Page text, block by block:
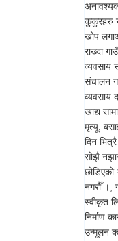
कुकुरहरु
खोप
राख्दा
व्यवसाय
संचालन
व्यवसाय
खाद्य
मृत्यू,
दिन
सोझै
छोडिएको
नगरौँ ।,
स्वीकृत
निर्माण
उन्मूलन